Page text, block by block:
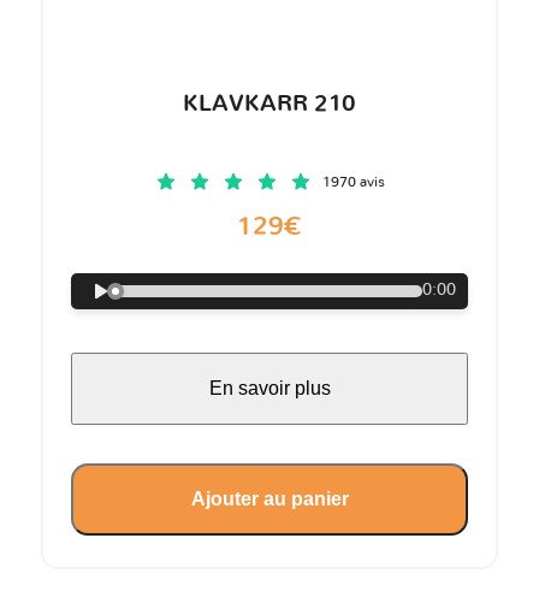
KLAVKARR 210
1970 avis
129€
0:00
En savoir plus
Ajouter au panier